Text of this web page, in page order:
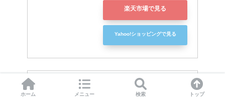
楽天市場で見る
Yahoo!ショッピングで見る
Smart Basic(スマートベーシック)
【Amazon限定ブラン
ホーム メニュー 検索 トップ